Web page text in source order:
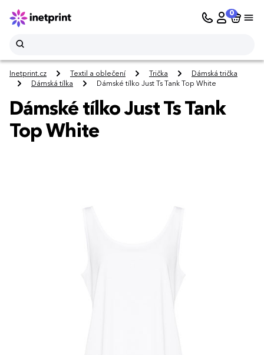
0
Inetprint.cz Textil a oblečení Trička
Dámská trička
Dámská tílka
Dámské tílko Just Ts Tank Top White
Dámské tílko Just Ts Tank
Top White